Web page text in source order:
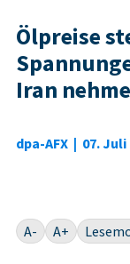
Ölpreise
Iran
dpa-AFX | 07. Juli
A- A+